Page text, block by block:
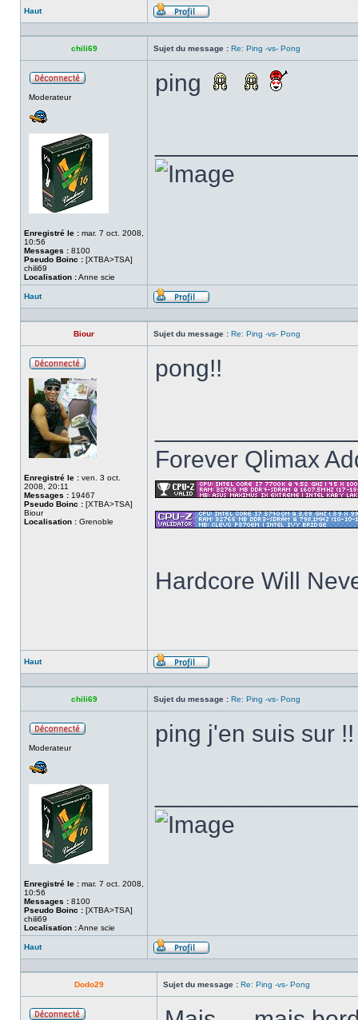
Haut
Profil
chili69 Sujet du message : Re: Ping -vs- Pong
Moderateur
Enregistré le : mar. 7 oct. 2008,
10:56
Messages : 8100
Pseudo Boinc : [XTBA>TSA]
chili69
Localisation :Anne scie
ping
Haut
Profil
Biour Sujet du message : Re: Ping -vs- Pong
ligne
Enregistré le : ven. 3 oct.
2008, 20:11
Messages : 19467
Pseudo Boinc : [XTBA>TSA]
Biour
Localisation : Grenoble
pong!!
Forever Qlimax
Hardcore Will
Haut
Profil
chili69 Sujet du message : Re: Ping -vs- Pong
Moderateur
Enregistré le : mar. 7 oct. 2008,
10:56
Messages : 8100
Pseudo Boinc : [XTBA>TSA]
chili69
Localisation :Anne scie
ping j'en suis sur !!
Haut
Profil
Dodo29 Sujet du message : Re: Ping -vs- Pong